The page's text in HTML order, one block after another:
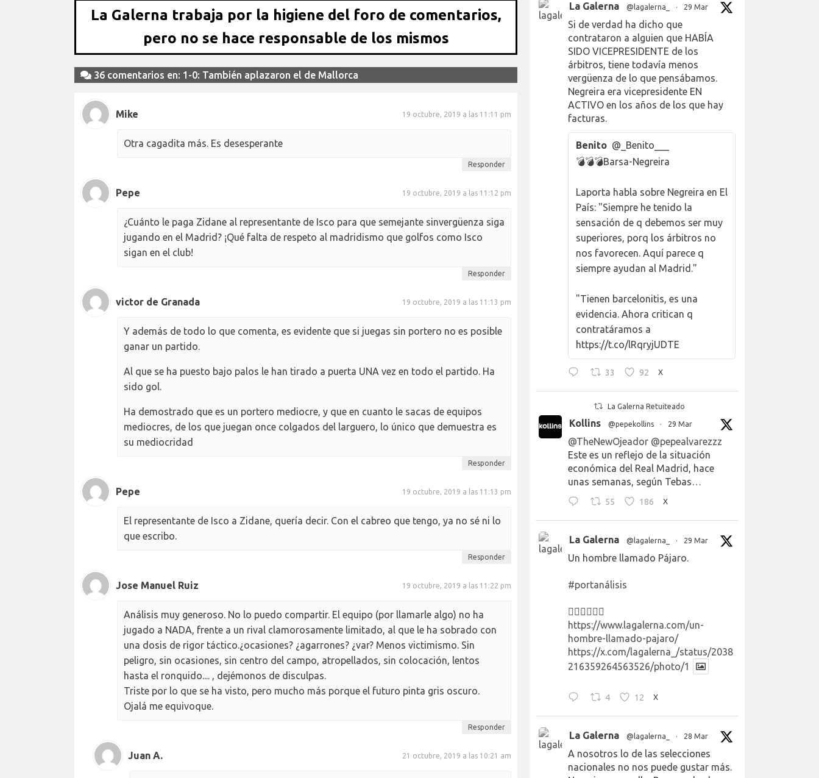
La Galerna trabaja por la higiene del foro de comentarios,
pero no se hace responsable de los mismos
36 comentarios en: 1-0: También aplazaron el de Mallorca
Mike 19 octubre, 2019 a las 11:11 pm
Otra cagadita más. Es desesperante
Responder
Pepe 19 octubre, 2019 a las 11:12 pm
¿Cuánto le paga Zidane al representante de Isco para que semejante sinvergüenza siga
jugando en el Madrid? ¡Qué falta de respeto al madridismo que golfos como Isco
sigan en el club!
Responder
victor de Granada 19 octubre, 2019 a las 11:13 pm
Y además de todo lo que comenta, es evidente que si juegas sin portero no es posible
ganar un partido.
Al que se ha puesto bajo palos le han tirado a puerta UNA vez en todo el partido. Ha
sido gol.
Ha demostrado que es un portero mediocre, y que en cuanto le sacas de equipos
mediocres, de los que juegan once colgados del larguero, lo único que demuestra es
su mediocridad
Responder
Pepe 19 octubre, 2019 a las 11:13 pm
El representante de Isco a Zidane, quería decir. Con el cabreo que tengo, ya no sé ni lo
que escribo.
Responder
Jose Manuel Ruiz 19 octubre, 2019 a las 11:22 pm
Análisis muy generoso. No lo puedo compartir. El equipo (por llamarle algo) no ha
jugado a NADA, frente a un rival clamorosamente limitado, al que le ha sobrado con
una dosis de rigor táctico.¿ocasiones? ¿agarrones? ¿var? Menos victimismo. Sin
peligro, sin ocasiones, sin centro del campo, atropellados, sin colocación, lentos
hasta el ronquido.... , dejémonos de disculpas.
Triste por lo que se ha visto, pero mucho más porque el futuro pinta gris oscuro.
Ojalá me equivoque.
Responder
Juan A. 21 octubre, 2019 a las 10:21 am
La Galerna @lagalerna_ · 29 Mar
Si de verdad ha dicho que
contrataron a alguien que HABÍA
SIDO VICEPRESIDENTE de los
árbitros, tiene todavía menos
vergüenza de lo que pensábamos.
Negreira era vicepresidente EN
ACTIVO en los años de los que hay
facturas.
Benito @_Benito___
💣💣💣Barsa-Negreira
Laporta habla sobre Negreira en El
País: "Siempre he tenido la
sensación de q debemos ser muy
superiores, porq los árbitros no
nos favorecen. Aquí parece q
siempre ayudan al Madrid."
"Tienen barcelonitis, es una
evidencia. Ahora critican q
contratáramos a
https://t.co/lRqryjUDTE
33 92 X
La Galerna Retuiteado
Kollins @pepekollins · 29 Mar
@TheNewOjeador @pepealvarezzz
Este es un reflejo de la situación
económica del Real Madrid, hace
unas semanas, según Tebas…
55 186 X
La Galerna @lagalerna_ · 29 Mar
Un hombre llamado Pájaro.
#portanálisis
👉🏻👉🏻👉🏻
https://www.lagalerna.com/un-
hombre-llamado-pajaro/
https://x.com/lagalerna_/status/2038
216359264563526/photo/1
4 12 X
La Galerna @lagalerna_ · 28 Mar
A nosotros lo de las selecciones
nacionales no nos puede gustar más.